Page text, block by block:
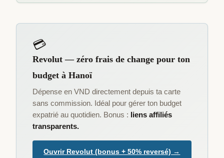
💳
Revolut — zéro frais de change pour ton
budget à Hanoï
Dépense en VND directement depuis ta carte
sans commission. Idéal pour gérer ton budget
expatrié au quotidien. Bonus :
liens affiliés
transparents.
Ouvrir Revolut (bonus + 50% reversé) →